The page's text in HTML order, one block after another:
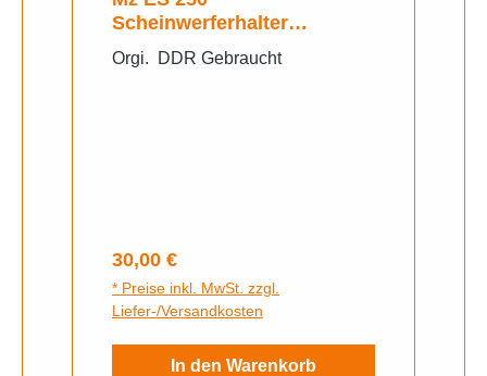
Scheinwerferhalter
Reflektor
Orgi. DDR Gebraucht
Regulärer Preis:
30,00 €
* Preise inkl. MwSt. zzgl.
Liefer-/Versandkosten
In den Warenkorb